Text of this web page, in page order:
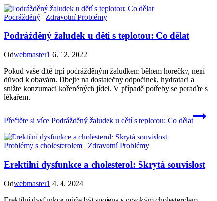
Podrážděný | Zdravotní Problémy
Podrážděný žaludek u dětí s teplotou: Co dělat
Odwebmaster1 6. 12. 2022
Pokud vaše dítě trpí podrážděným žaludkem během horečky, není
důvod k obavám. Dbejte na dostatečný odpočinek, hydrataci a
snižte konzumaci kořeněných jídel. V případě potřeby se poraďte s
lékařem.
Přečtěte si více Podrážděný žaludek u dětí s teplotou: Co dělat
Problémy s cholesterolem | Zdravotní Problémy
Erektilní dysfunkce a cholesterol: Skrytá souvislost
Odwebmaster1 4. 4. 2024